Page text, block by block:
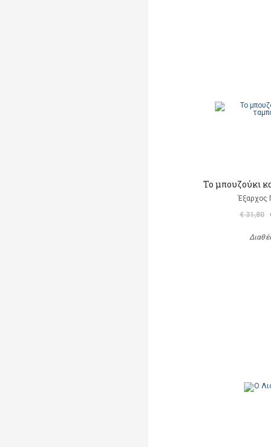
Το μπουζούκι
Έξαρχος
€ 31,80